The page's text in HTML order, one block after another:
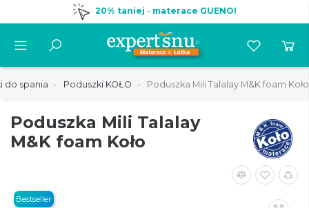
20% taniej - materace GUENO!
do spania Poduszki KOŁO Poduszka Mili Talalay M&K foam Koło
Poduszka Mili Talalay
M&K foam Koło
Bestseller